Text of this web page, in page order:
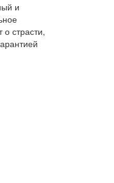
и
страсти,